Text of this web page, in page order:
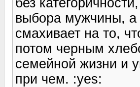
выбора мужчины, а
смахивает на то,
потом черным
семейной жизни и
при чем. :yes: